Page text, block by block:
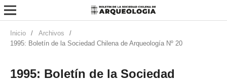
Inicio / Archivos
/
1995: Boletín de la Sociedad Chilena de Arqueología Nº 20
1995: Boletín de la Sociedad